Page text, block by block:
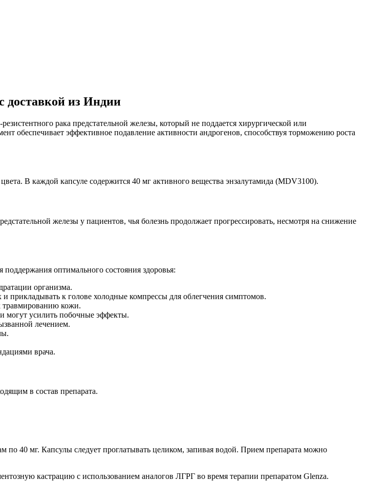
доставкой из Индии
рака предстательной железы, который не поддается хирургической или
обеспечивает эффективное подавление активности андрогенов, способствуя торможению роста
В каждой капсуле содержится 40 мг активного вещества энзалутамида (MDV3100).
железы у пациентов, чья болезнь продолжает прогрессировать, несмотря на снижение
оптимального состояния здоровья:
организма.
прикладывать к голове холодные компрессы для облегчения симптомов.
травмированию кожи.
могут усилить побочные эффекты.
лечением.
врача.
в состав препарата.
по 40 мг. Капсулы следует проглатывать целиком, запивая водой. Прием препарата можно
кастрацию с использованием аналогов ЛГРГ во время терапии препаратом Glenza.